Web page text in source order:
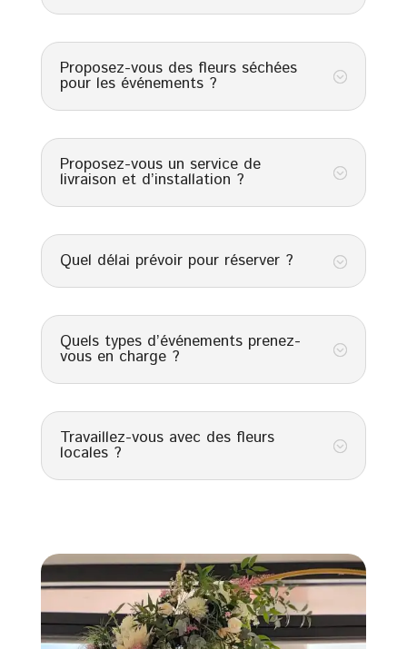
;
Proposez-vous des fleurs séchées
pour les événements ?
;
Proposez-vous un service de
livraison et d’installation ?
;
Quel délai prévoir pour réserver ?
;
Quels types d’événements prenez-
vous en charge ?
;
Travaillez-vous avec des fleurs
locales ?